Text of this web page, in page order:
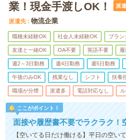
業！現金手渡しOK！
派遣
派遣先 物流企業
職種未経験OK 社会人未経験OK ブラン
友達と一緒OK OA不要 英語不要
週2～3日勤務 週4日勤務 週5日勤務
午後のみOK 残業なし シフト 扶養
職場が分煙 派遣多 電話対応なし
ここがポイント！
面接や履歴書不要でラクラク！
【空いてる日だけ働ける】平日の空い